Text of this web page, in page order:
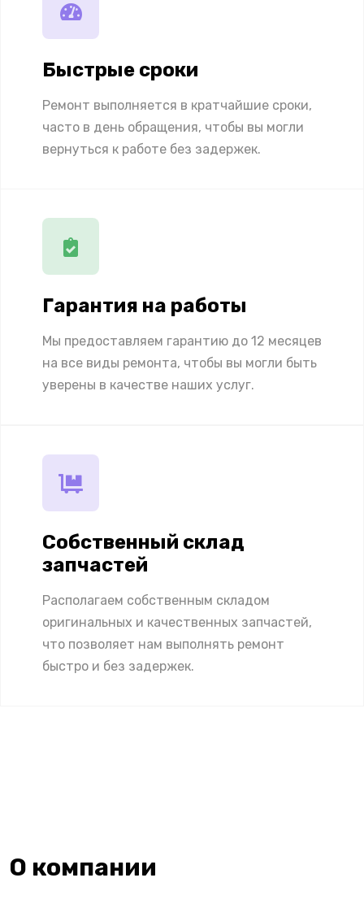
Быстрые сроки
Ремонт выполняется в кратчайшие сроки,
часто в день обращения, чтобы вы могли
вернуться к работе без задержек.
Гарантия на работы
Мы предоставляем гарантию до 12 месяцев
на все виды ремонта, чтобы вы могли быть
уверены в качестве наших услуг.
Собственный склад
запчастей
Располагаем собственным складом
оригинальных и качественных запчастей,
что позволяет нам выполнять ремонт
быстро и без задержек.
О компании